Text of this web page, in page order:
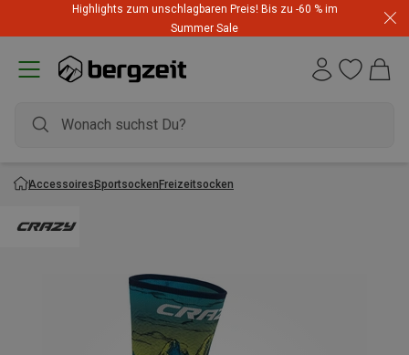
Highlights zum unschlagbaren Preis! Bis zu -60 % im
Summer Sale
AccessoiresSportsockenFreizeitsocken